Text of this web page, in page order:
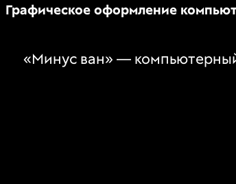
Графическое оформление
«Минус ван» —